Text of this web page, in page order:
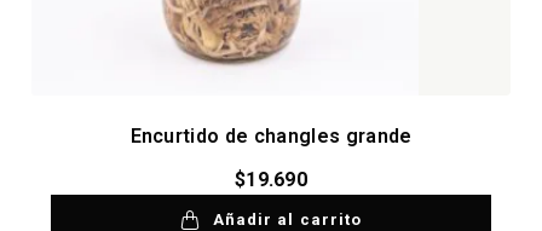
Encurtido de changles grande
$19.690
Añadir al carrito